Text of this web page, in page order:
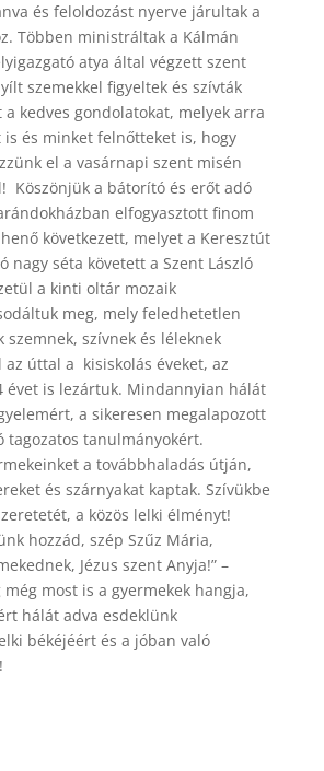
és feloldozást nyerve járultak a
Többen ministráltak a Kálmán
atya által végzett szent
szemekkel figyeltek és szívták
a kedves gondolatokat, melyek arra
és minket felnőtteket is, hogy
el a vasárnapi szent misén
Köszönjük a bátorító és erőt adó
elfogyasztott finom
következett, melyet a Keresztút
nagy séta követett a Szent László
a kinti oltár mozaik
meg, mely feledhetetlen
szemnek, szívnek és léleknek
úttal a kisiskolás éveket, az
évet is lezártuk. Mindannyian hálát
a sikeresen megalapozott
tagozatos tanulmányokért.
a továbbhaladás útján,
és szárnyakat kaptak. Szívükbe
a közös lelki élményt!
hozzád, szép Szűz Mária,
Jézus szent Anyja!” –
most is a gyermekek hangja,
hálát adva esdeklünk
békéjéért és a jóban való